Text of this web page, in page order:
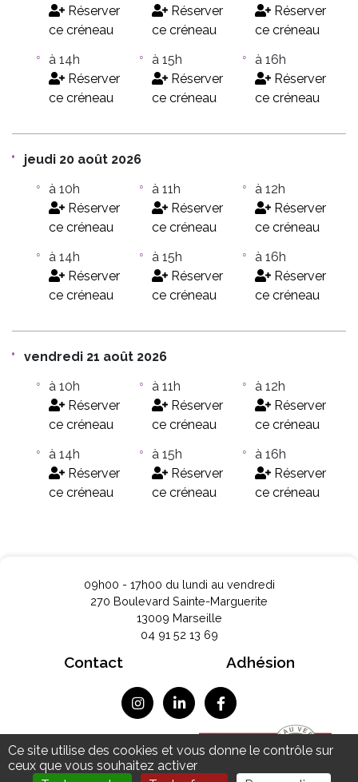
Réserver
ce créneau
Réserver
ce créneau
Réserver
ce créneau
à 14h
Réserver
ce créneau
à 15h
Réserver
ce créneau
à 16h
Réserver
ce créneau
jeudi 20 août 2026
à 10h
Réserver
ce créneau
à 11h
Réserver
ce créneau
à 12h
Réserver
ce créneau
à 14h
Réserver
ce créneau
à 15h
Réserver
ce créneau
à 16h
Réserver
ce créneau
vendredi 21 août 2026
à 10h
Réserver
ce créneau
à 11h
Réserver
ce créneau
à 12h
Réserver
ce créneau
à 14h
Réserver
ce créneau
à 15h
Réserver
ce créneau
à 16h
Réserver
ce créneau
09h00 - 17h00 du lundi au vendredi
270 Boulevard Sainte-Marguerite
13009 Marseille
04 91 52 13 69
Contact Adhésion
Données personnelles
Plan du site
Ce site utilise des cookies et vous donne le contrôle sur
ceux que vous souhaitez activer